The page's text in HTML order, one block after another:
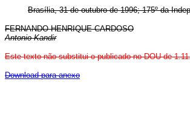
Brasília, 31 de outubro de 1996; 175º da
FERNANDO HENRIQUE CARDOSO
Antonio Kandir
Este texto não substitui o publicado no DOU de
Download para anexo